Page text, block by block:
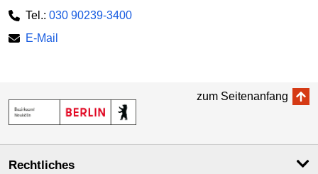
Tel.: 030 90239-3400
E-Mail
zum Seitenanfang
Rechtliches